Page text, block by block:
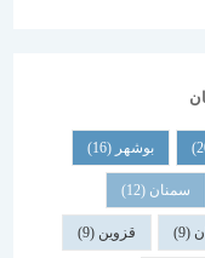
بوشهر(16)
سمنان(12)
قزوین(9)